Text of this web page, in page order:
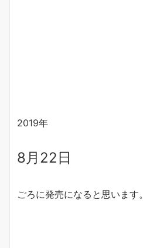
2019年
8月22日
ごろに発売になると思います。